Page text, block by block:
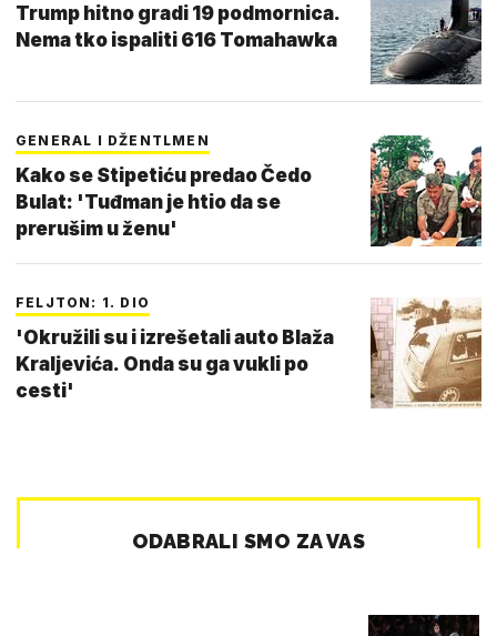
Trump hitno gradi 19 podmornica.
Nema tko ispaliti 616 Tomahawka
GENERAL I DŽENTLMEN
Kako se Stipetiću predao Čedo
Bulat: 'Tuđman je htio da se
prerušim u ženu'
FELJTON: 1. DIO
'Okružili su i izrešetali auto Blaža
Kraljevića. Onda su ga vukli po
cesti'